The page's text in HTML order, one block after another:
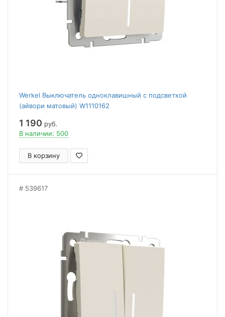
Werkel Выключатель одноклавишный с подсветкой
(айвори матовый) W1110162
1 190 руб.
В наличии: 500
В корзину
539617